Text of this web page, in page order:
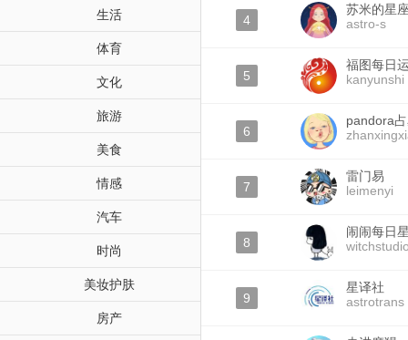
生活
体育
文化
旅游
美食
情感
汽车
时尚
美妆护肤
房产
4
苏米的星
astro-s
5
福图每日
kanyunshi
6
pandora
7
雷门易
leimenyi
8
闹闹每日
9
星译社
astrotrans